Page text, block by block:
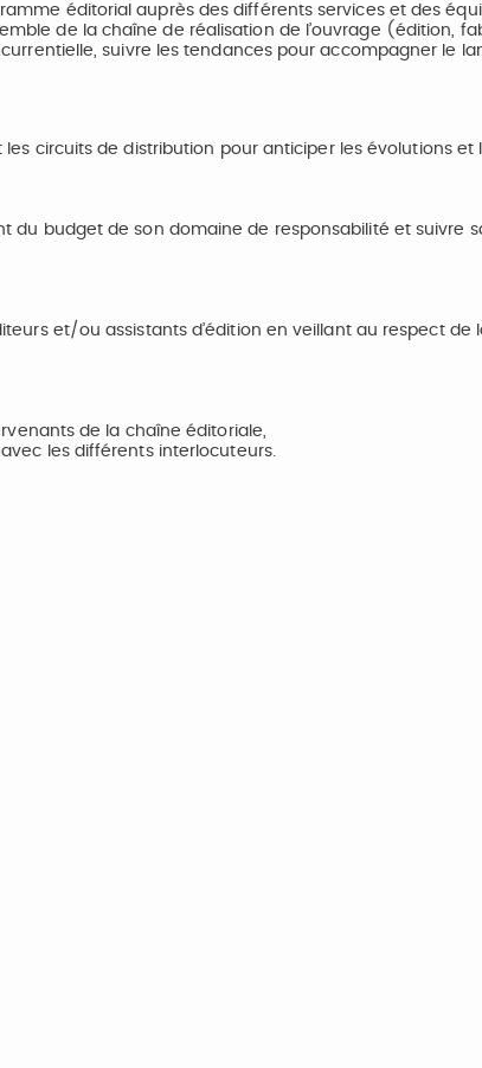
éditorial auprès des différents services et des
de la chaîne de réalisation de l’ouvrage (édition,
suivre les tendances pour accompagner le
les circuits de distribution pour anticiper les évolutions
du budget de son domaine de responsabilité et suivre
et/ou assistants d’édition en veillant au respect de
de la chaîne éditoriale,
les différents interlocuteurs.